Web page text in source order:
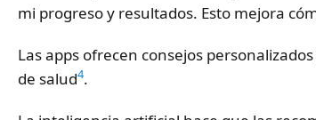
mi progreso y resultados. Esto mejora
Las apps ofrecen consejos
de salud4.